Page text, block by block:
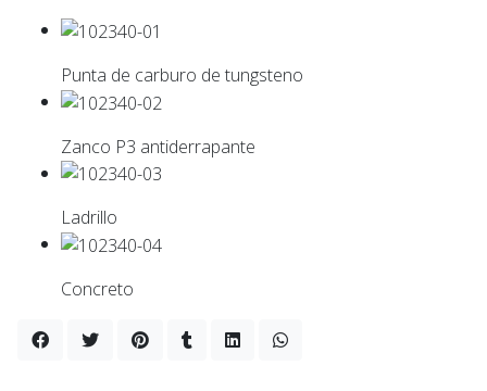
Punta de carburo de tungsteno
Zanco P3 antiderrapante
Ladrillo
Concreto